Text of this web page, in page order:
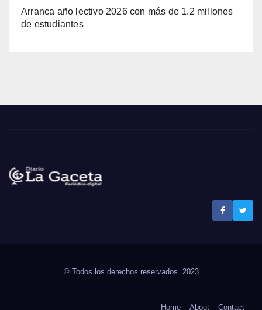
Arranca año lectivo 2026 con más de 1.2 millones
de estudiantes
© Todos los derechos reservados. 2023
Home About Contact